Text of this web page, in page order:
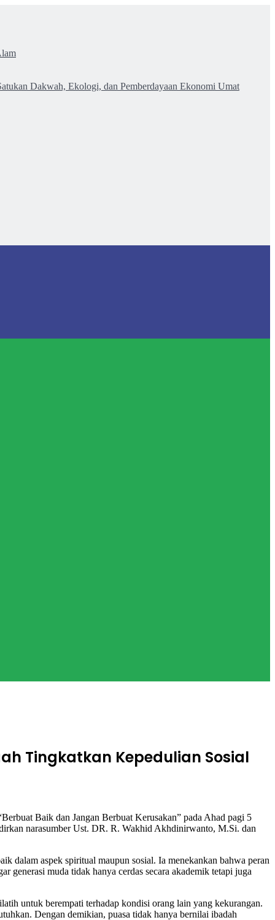
Dakwah, Ekologi, dan Pemberdayaan Ekonomi Umat
Tingkatkan Kepedulian Sosial
Baik dan Jangan Berbuat Kerusakan” pada Ahad pagi 5
narasumber Ust. DR. R. Wakhid Akhdinirwanto, M.Si. dan
dalam aspek spiritual maupun sosial. Ia menekankan bahwa peran
generasi muda tidak hanya cerdas secara akademik tetapi juga
untuk berempati terhadap kondisi orang lain yang kekurangan.
Dengan demikian, puasa tidak hanya bernilai ibadah